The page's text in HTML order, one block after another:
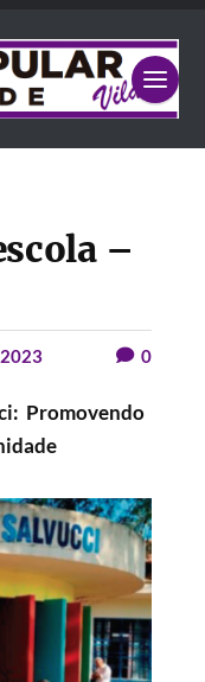
–
0
Promovendo